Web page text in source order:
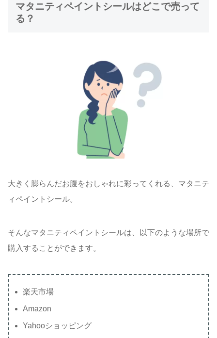
マタニティペイントシールはどこで売って
る？
大きく膨らんだお腹をおしゃれに彩ってくれる、マタニテ
ィペイントシール。
そんなマタニティペイントシールは、以下のような場所で
購入することができます。
楽天市場
Amazon
Yahooショッピング